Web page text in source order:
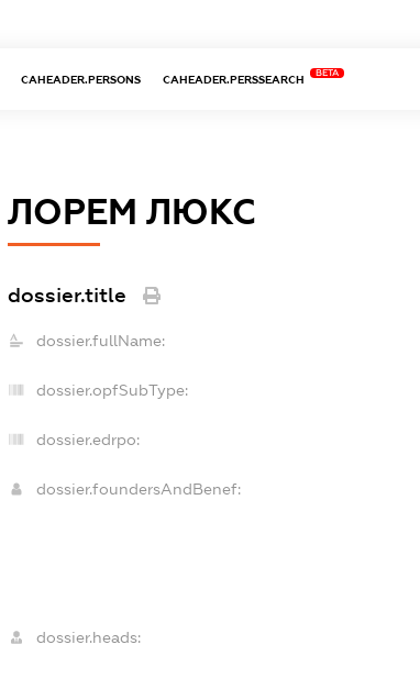
CAHEADER.PERSONS CAHEADER.PERSSEARCH
BETA
ЛОРЕМ ЛЮКС
dossier.title
dossier.fullName:
dossier.opfSubType:
dossier.edrpo:
dossier.foundersAndBenef:
dossier.heads: